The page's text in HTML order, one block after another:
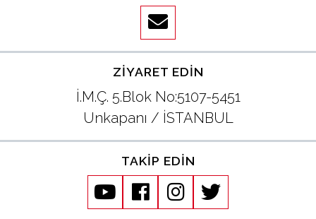
ZIYARET EDIN
İ.M.Ç. 5.Blok No:5107-5451
Unkapanı / İSTANBUL
TAKIP EDIN
youtubefacebookinstagram